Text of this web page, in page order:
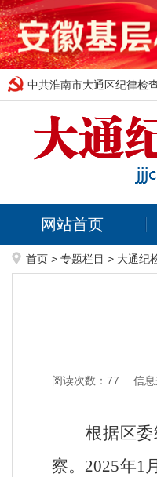
中共淮南市大通区纪律检
网站首页
首页 > 专题栏目 > 大通纪
阅读次数： 77 信
根据区委
察。2025年1